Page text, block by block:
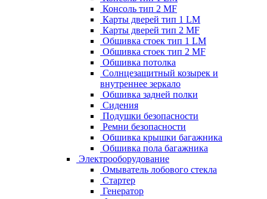
Консоль тип 2 MF
Карты дверей тип 1 LM
Карты дверей тип 2 MF
Обшивка стоек тип 1 LM
Обшивка стоек тип 2 MF
Обшивка потолка
Солнцезащитный козырек и
внутреннее зеркало
Обшивка задней полки
Сидения
Подушки безопасности
Ремни безопасности
Обшивка крышки багажника
Обшивка пола багажника
Электрооборудование
Омыватель лобового стекла
Стартер
Генератор